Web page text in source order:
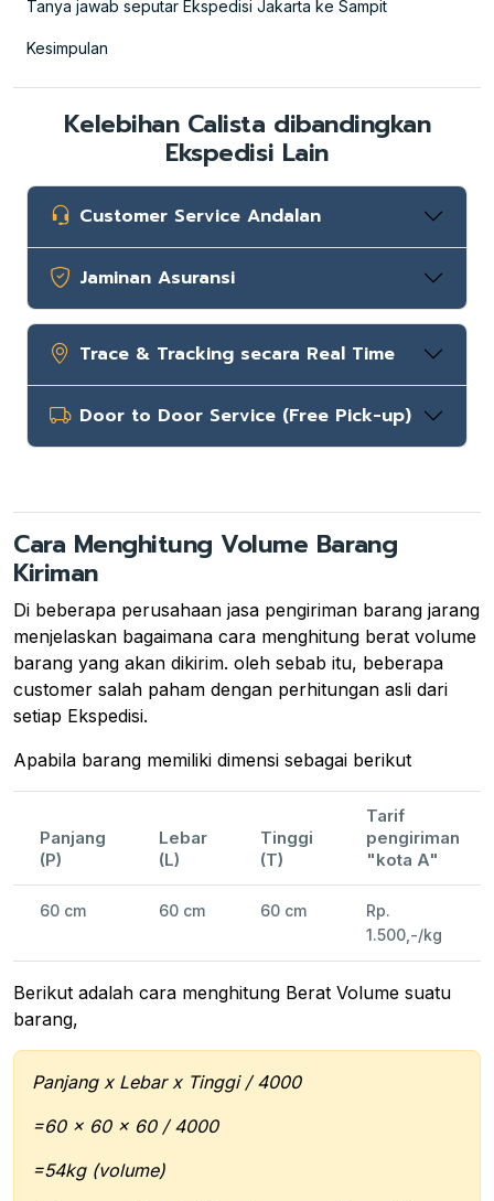
Tanya jawab seputar Ekspedisi Jakarta ke Sampit
Kesimpulan
Kelebihan Calista dibandingkan
Ekspedisi Lain
Customer Service Andalan
Jaminan Asuransi
Trace & Tracking secara Real Time
Door to Door Service (Free Pick-up)
Cara Menghitung Volume Barang
Kiriman
Di beberapa perusahaan jasa pengiriman barang jarang
menjelaskan bagaimana cara menghitung berat volume
barang yang akan dikirim. oleh sebab itu, beberapa
customer salah paham dengan perhitungan asli dari
setiap Ekspedisi.
Apabila barang memiliki dimensi sebagai berikut
Panjang
(P)
Lebar
(L)
Tinggi
(T)
Tarif
pengiriman
"kota A"
60 cm 60 cm 60 cm
Rp.
1.500,-/kg
Berikut adalah cara menghitung Berat Volume suatu
barang,
Panjang x Lebar x Tinggi / 4000
=60 x 60 x 60 / 4000
=54kg (volume)